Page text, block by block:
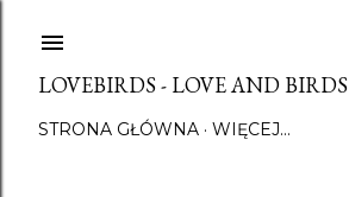
LOVEBIRDS - LOVE AND BIRDS
STRONA GŁÓWNA WIĘCEJ…